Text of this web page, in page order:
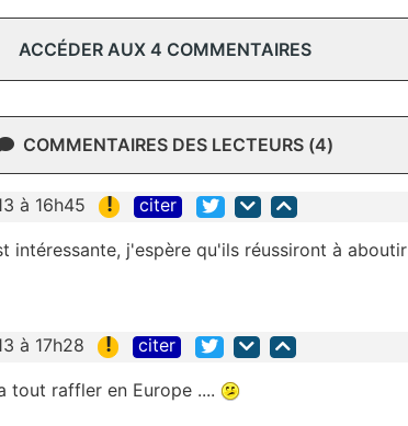
ACCÉDER AUX 4 COMMENTAIRES
COMMENTAIRES DES LECTEURS (4)
à 16h45 ! citer
intéressante, j'espère qu'ils réussiront à aboutir
à 17h28 ! citer
tout raffler en Europe ....